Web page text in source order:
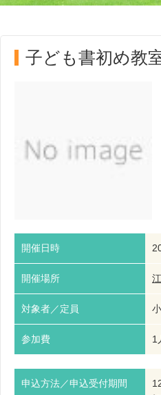
子ども書初め教
開催日時
開催場所
対象者／定員
参加費 1
申込方法／申込受付期間